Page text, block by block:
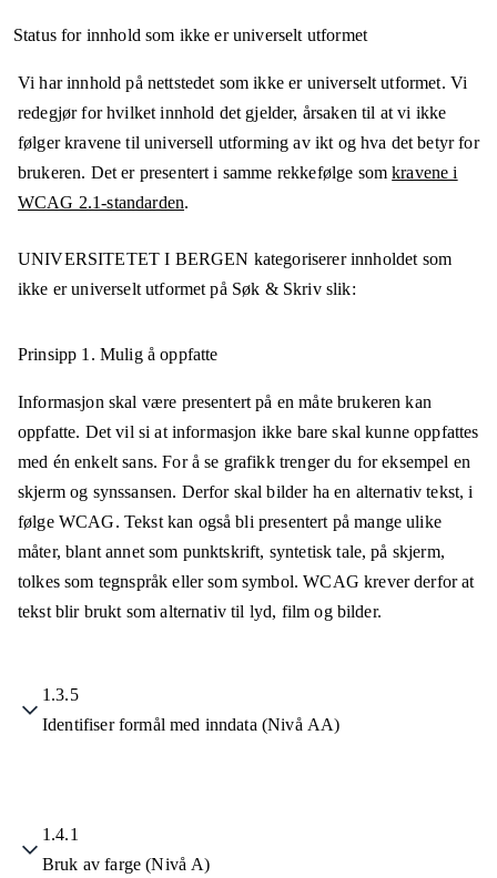
Status for innhold som ikke er universelt utformet
Vi har innhold på nettstedet som ikke er universelt utformet. Vi
redegjør for hvilket innhold det gjelder, årsaken til at vi ikke
følger kravene til universell utforming av ikt og hva det betyr for
brukeren. Det er presentert i samme rekkefølge somkravene i
WCAG 2.1-standarden.
UNIVERSITETET I BERGEN kategoriserer innholdet som
ikke er universelt utformet på Søk & Skrivslik:
Prinsipp 1. Mulig å oppfatte
Informasjon skal være presentert på en måte brukeren kan
oppfatte. Det vil si at informasjon ikke bare skal kunne oppfattes
med én enkelt sans. For å se grafikk trenger du for eksempel en
skjerm og synssansen. Derfor skal bilder ha en alternativ tekst, i
følge WCAG. Tekst kan også bli presentert på mange ulike
måter, blant annet som punktskrift, syntetisk tale, på skjerm,
tolkes som tegnspråk eller som symbol. WCAG krever derfor at
tekst blir brukt som alternativ til lyd, film og bilder.
1.3.5
Identifiser formål med inndata (Nivå AA)
1.4.1
Bruk av farge (Nivå A)